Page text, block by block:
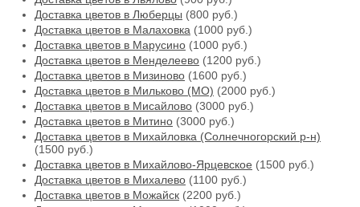
Доставка цветов в Люберцы (800 руб.)
Доставка цветов в Малаховка (1000 руб.)
Доставка цветов в Марусино (1000 руб.)
Доставка цветов в Менделеево (1200 руб.)
Доставка цветов в Мизиново (1600 руб.)
Доставка цветов в Мильково (МО) (2000 руб.)
Доставка цветов в Мисайлово (3000 руб.)
Доставка цветов в Митино (3000 руб.)
Доставка цветов в Михайловка (Солнечногорский р-н)
(1500 руб.)
Доставка цветов в Михайлово-Ярцевское (1500 руб.)
Доставка цветов в Михалево (1100 руб.)
Доставка цветов в Можайск (2200 руб.)